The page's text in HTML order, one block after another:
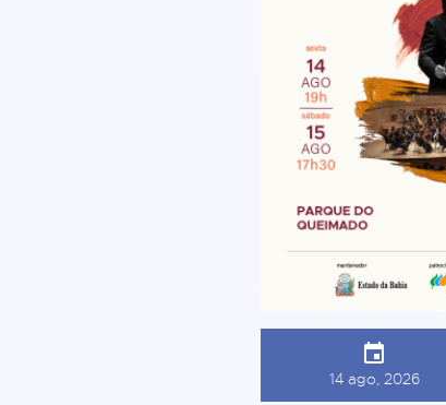
14 ago, 2026